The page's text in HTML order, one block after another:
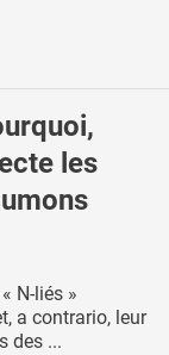
les
N-liés »
a contrario, leur
des ...